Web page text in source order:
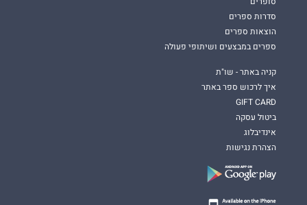
סדרות ספרים
הוצאות ספרים
ספרים במבצעים ושיתופי פעולה
קניה באתר - שו"ת
איך לרכוש ספר באתר
GIFT CARD
ביטול עסקה
אינדיבלוג
הצהרת נגישות